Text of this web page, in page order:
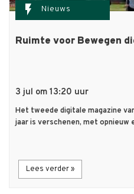
flash_on Nieuws
Ruimte voor Bewegen
3 jul om 13:20 uur
Het tweede digitale magazine
jaar is verschenen, met
Lees verder »